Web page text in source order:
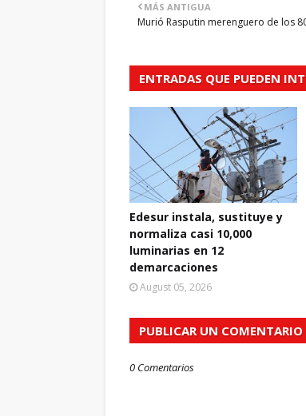
MÁS ANTIGUA
Murió Rasputin merenguero de los
ENTRADAS QUE PUEDEN
Edesur instala, sustituye y
normaliza casi 10,000
luminarias en 12
demarcaciones
August 05, 2026
PUBLICAR UN COMENTARIO
0 Comentarios